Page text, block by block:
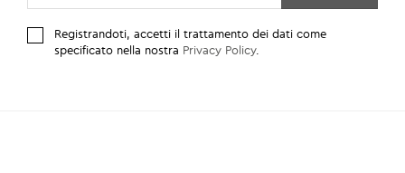
Registrandoti, accetti il trattamento dei dati come
specificato nella nostra Privacy Policy.